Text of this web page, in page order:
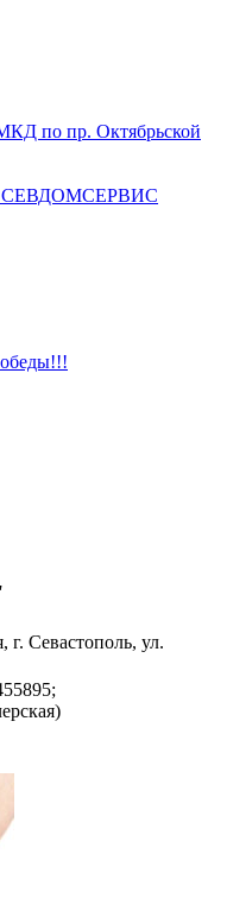
по пр. Октябрьской
СЕВДОМСЕРВИС
Севастополь, ул.